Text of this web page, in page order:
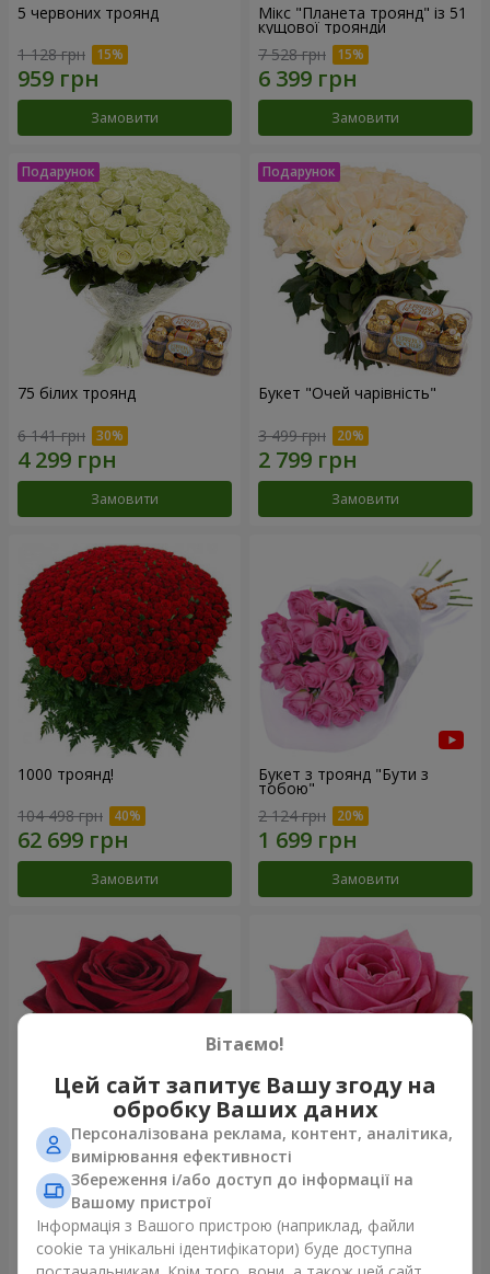
5 червоних троянд
1 128 грн
Замовити
Мікс "Планета троянд" із 51
кущової троянди
7 528 грн
Замовити
75 білих троянд
6 141 грн
Замовити
Букет "Очей чарівність"
3 499 грн
Замовити
1000 троянд!
104 498 грн
Замовити
Букет з троянд "Бути з
тобою"
2 124 грн
Замовити
Червона троянда
(поштучно)
Замовити
Рожева троянда (поштучно)
Замовити
Вітаємо!
Цей сайт запитує Вашу згоду на
обробку Ваших даних
Персоналізована реклама, контент, аналітика,
вимірювання ефективності
Збереження і/або доступ до інформації на
Вашому пристрої
Інформація з Вашого пристрою (наприклад, файли
cookie та унікальні ідентифікатори) буде доступна